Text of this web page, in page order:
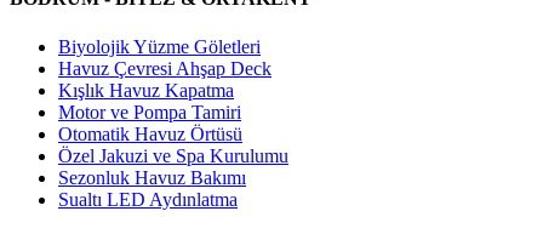
Biyolojik Yüzme Göletleri
Havuz Çevresi Ahşap Deck
Kışlık Havuz Kapatma
Motor ve Pompa Tamiri
Otomatik Havuz Örtüsü
Özel Jakuzi ve Spa Kurulumu
Sezonluk Havuz Bakımı
Sualtı LED Aydınlatma